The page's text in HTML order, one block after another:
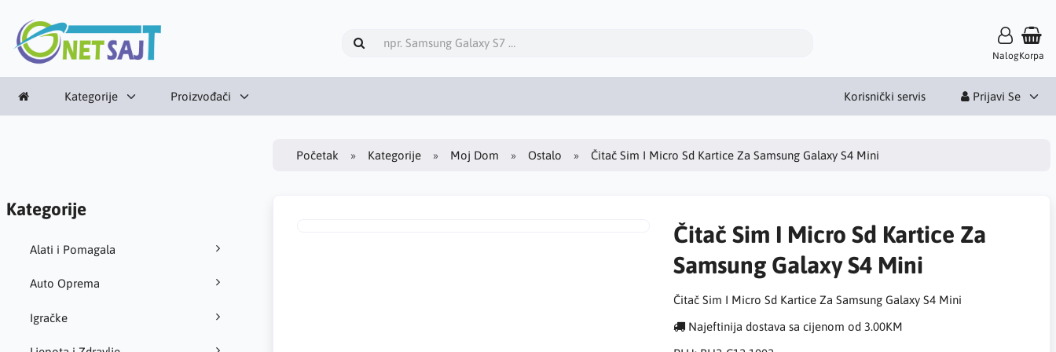
NalogKorpa
Kategorije Proizvođači Korisnički servis Prijavi Se
Kategorije
Alati i Pomagala
Auto Oprema
Igračke
Početak Kategorije Moj Dom Ostalo Čitač Sim I Micro Sd Kartice Za Samsung Galaxy S4 Mini
Čitač Sim I Micro Sd Kartice Za
Samsung Galaxy S4 Mini
Čitač Sim I Micro Sd Kartice Za Samsung Galaxy S4 Mini
Najeftinija dostava sa cijenom od 3.00KM